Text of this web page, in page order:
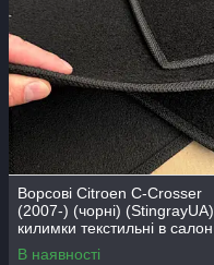
Ворсові Citroen C-Crosser
(2007-) (чорні) (StingrayUA)
килимки текстильні в салон
авто
В наявності